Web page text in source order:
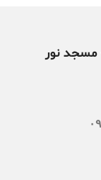
مسجد نور